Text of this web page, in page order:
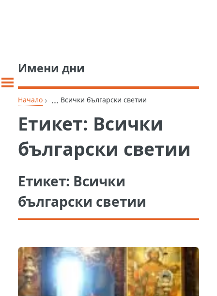
Имени дни
Начало › ... Всички български светии
Етикет: Всички
български светии
Етикет: Всички
български светии